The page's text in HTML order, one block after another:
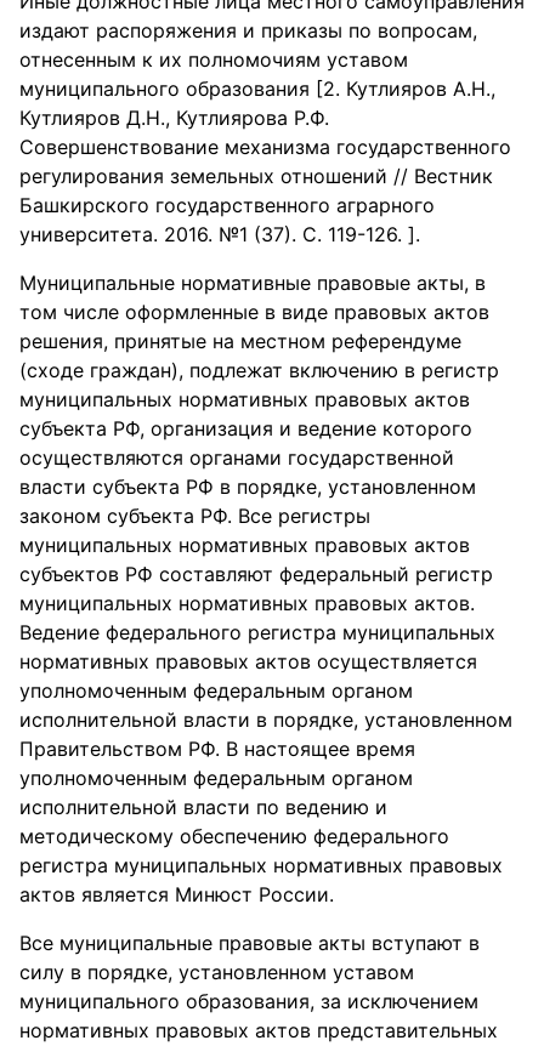
издают распоряжения и приказы по вопросам,
отнесенным к их полномочиям уставом
муниципального образования [2. Кутлияров А.Н.,
Кутлияров Д.Н., Кутлиярова Р.Ф.
Совершенствование механизма государственного
регулирования земельных отношений // Вестник
Башкирского государственного аграрного
университета. 2016. №1 (37). С. 119-126. ].
Муниципальные нормативные правовые акты, в
том числе оформленные в виде правовых актов
решения, принятые на местном референдуме
(сходе граждан), подлежат включению в регистр
муниципальных нормативных правовых актов
субъекта РФ, организация и ведение которого
осуществляются органами государственной
власти субъекта РФ в порядке, установленном
законом субъекта РФ. Все регистры
муниципальных нормативных правовых актов
субъектов РФ составляют федеральный регистр
муниципальных нормативных правовых актов.
Ведение федерального регистра муниципальных
нормативных правовых актов осуществляется
уполномоченным федеральным органом
исполнительной власти в порядке, установленном
Правительством РФ. В настоящее время
уполномоченным федеральным органом
исполнительной власти по ведению и
методическому обеспечению федерального
регистра муниципальных нормативных правовых
актов является Минюст России.
Все муниципальные правовые акты вступают в
силу в порядке, установленном уставом
муниципального образования, за исключением
нормативных правовых актов представительных